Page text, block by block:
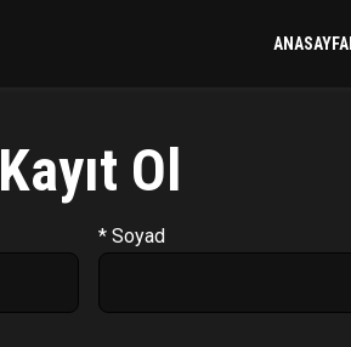
ANASAYFA
Kayıt Ol
* Soyad